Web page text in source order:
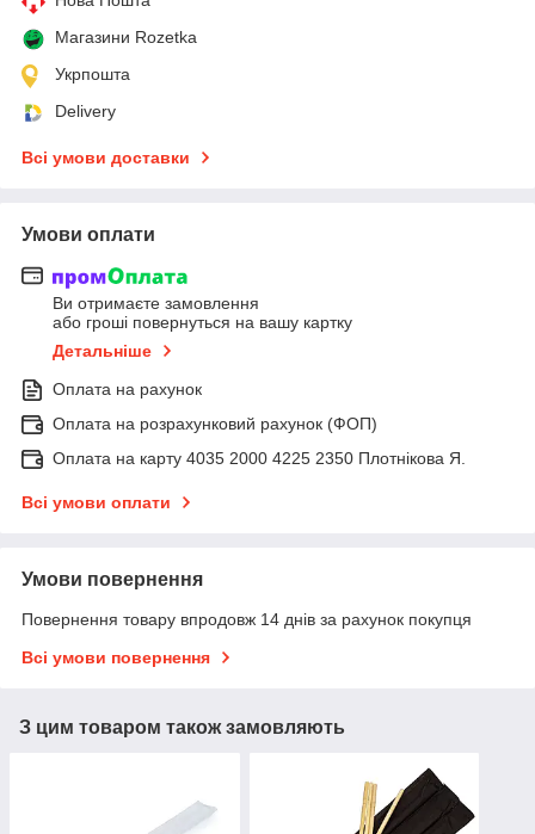
Магазини Rozetka
Укрпошта
Delivery
Всі умови доставки
Умови оплати
Ви отримаєте замовлення
або гроші повернуться на вашу картку
Детальніше
Оплата на рахунок
Оплата на розрахунковий рахунок (ФОП)
Оплата на карту 4035 2000 4225 2350 Плотнікова Я.
Всі умови оплати
Умови повернення
Повернення товару впродовж 14 днів за рахунок покупця
Всі умови повернення
З цим товаром також замовляють